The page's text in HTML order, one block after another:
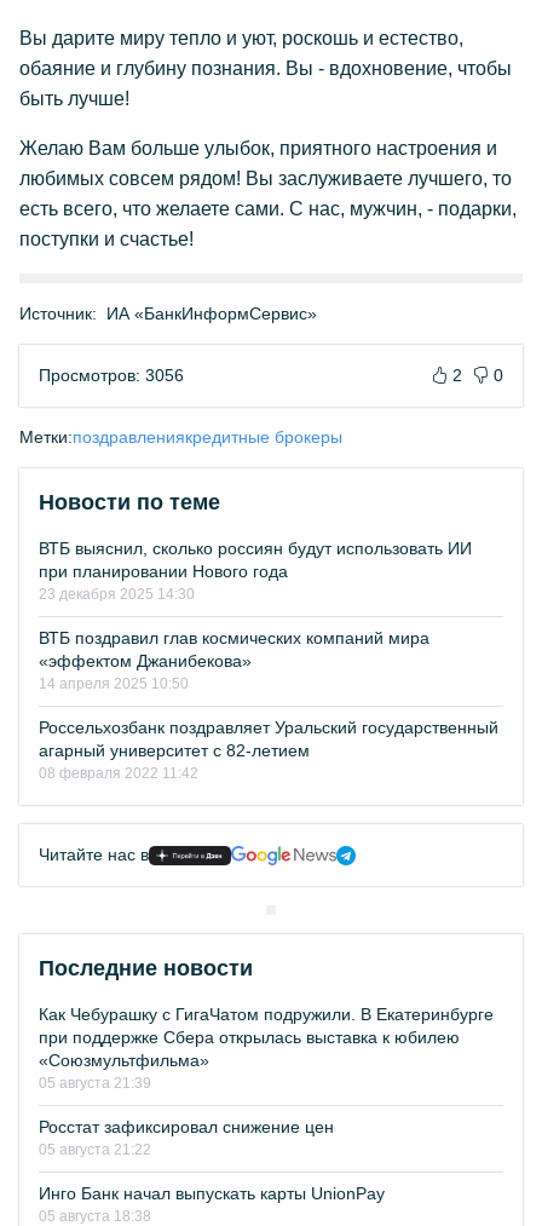
Вы дарите миру тепло и уют, роскошь и естество,
обаяние и глубину познания. Вы - вдохновение, чтобы
быть лучше!
Желаю Вам больше улыбок, приятного настроения и
любимых совсем рядом! Вы заслуживаете лучшего, то
есть всего, что желаете сами. С нас, мужчин, - подарки,
поступки и счастье!
Источник: ИА «БанкИнформСервис»
Просмотров: 3056 2 0
Метки:поздравлениякредитные брокеры
Новости по теме
ВТБ выяснил, сколько россиян будут использовать ИИ
при планировании Нового года
23 декабря 2025 14:30
ВТБ поздравил глав космических компаний мира
«эффектом Джанибекова»
14 апреля 2025 10:50
Россельхозбанк поздравляет Уральский государственный
агарный университет с 82-летием
08 февраля 2022 11:42
Читайте нас в
Последние новости
Как Чебурашку с ГигаЧатом подружили. В Екатеринбурге
при поддержке Сбера открылась выставка к юбилею
«Союзмультфильма»
05 августа 21:39
Росстат зафиксировал снижение цен
05 августа 21:22
Инго Банк начал выпускать карты UnionPay
05 августа 18:38